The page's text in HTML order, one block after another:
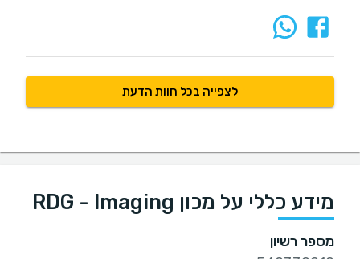
לצפייה בכל חוות הדעת
מידע כללי על מכון RDG - Imaging
מספר רשיון